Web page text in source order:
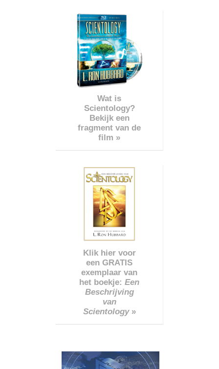
Wat is
Scientology?
Bekijk een
fragment van de
film »
Klik hier voor
een GRATIS
exemplaar van
het boekje: Een
Beschrijving
van
Scientology»